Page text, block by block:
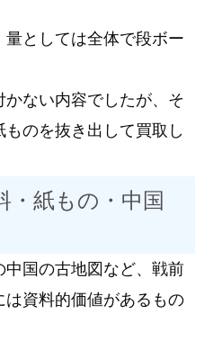
としては全体で段ボー
ない内容でしたが、そ
のを抜き出して買取し
・紙もの・中国
国の古地図など、戦前
資料的価値があるもの